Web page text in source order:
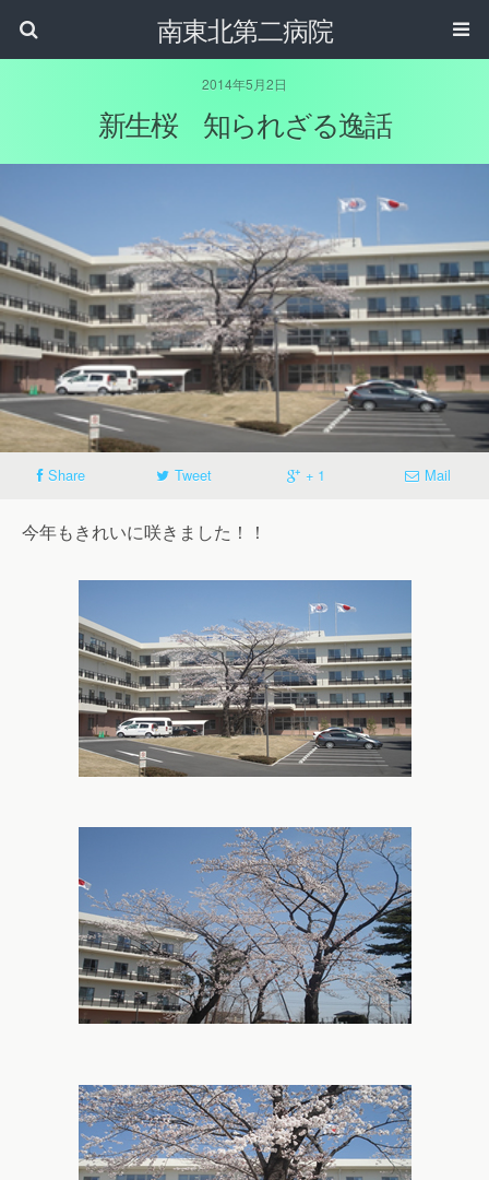
南東北第二病院
2014年5月2日
新生桜 知られざる逸話
Share Tweet + 1 Mail
今年もきれいに咲きました！！